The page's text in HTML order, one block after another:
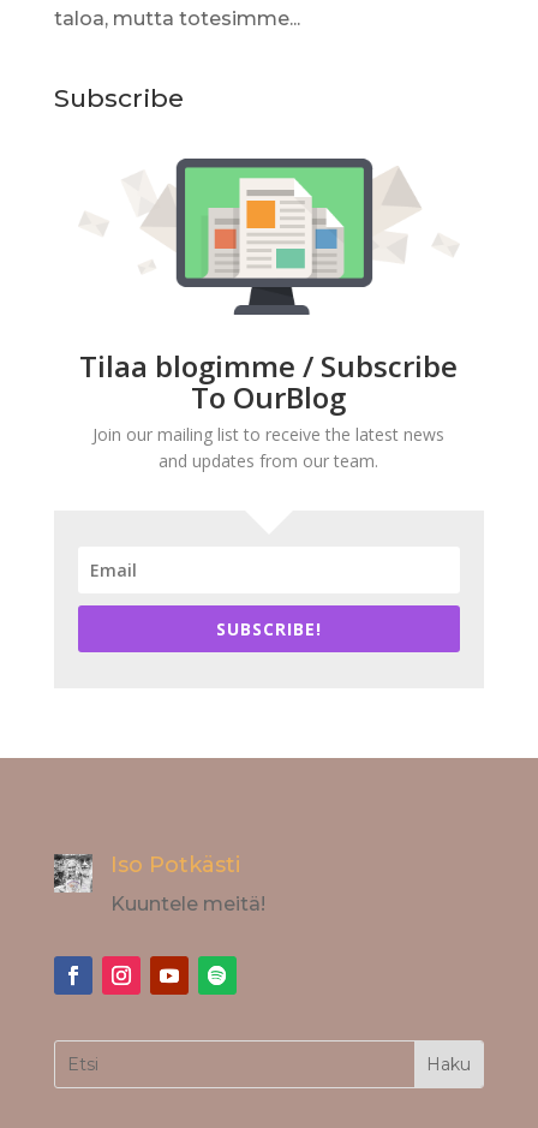
taloa, mutta totesimme...
Subscribe
Tilaa blogimme / Subscribe
To OurBlog
Join our mailing list to receive the latest news
and updates from our team.
SUBSCRIBE!
Iso Potkästi
Kuuntele meitä!